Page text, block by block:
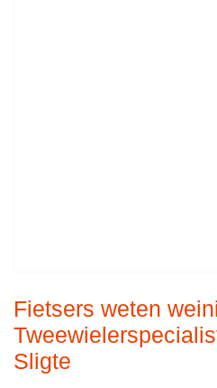
Fietsers weten
Sligte